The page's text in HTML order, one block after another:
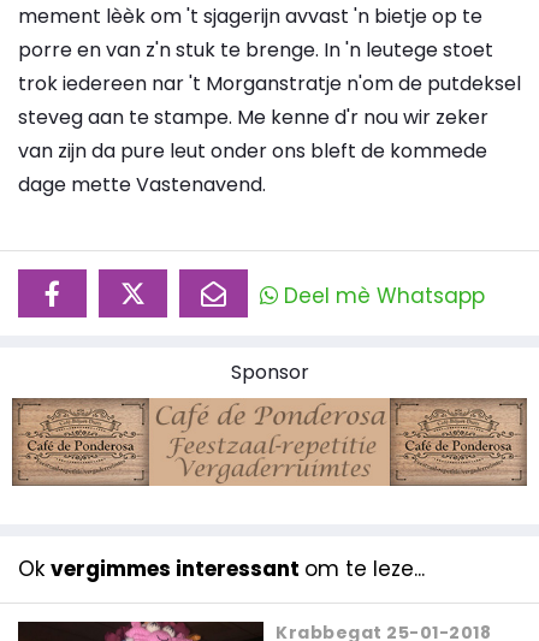
mement lèèk om 't sjagerijn avvast 'n bietje op te
porre en van z'n stuk te brenge. In 'n leutege stoet
trok iedereen nar 't Morganstratje n'om de putdeksel
steveg aan te stampe. Me kenne d'r nou wir zeker
van zijn da pure leut onder ons bleft de kommede
dage mette Vastenavend.
Deel mè Whatsapp
Sponsor
Ok vergimmes interessant om te leze...
Krabbegat 25-01-2018